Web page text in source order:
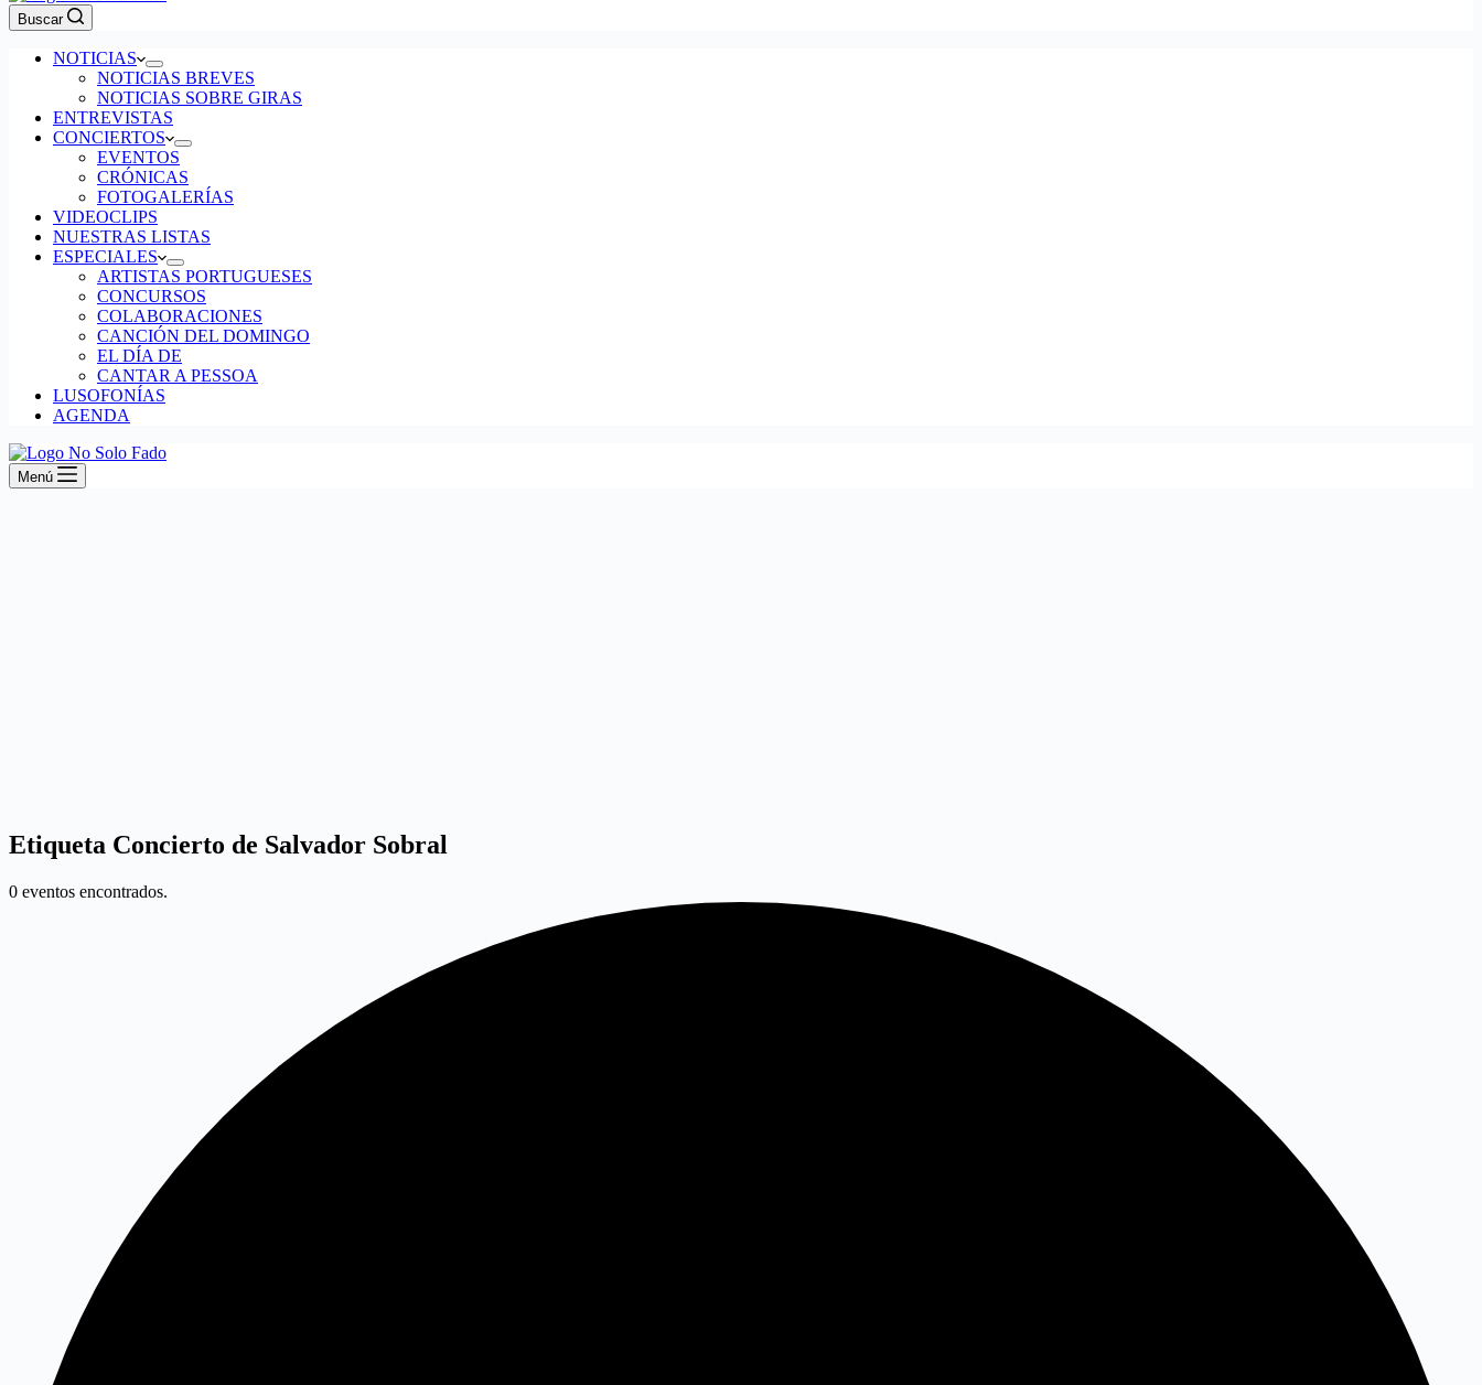
Buscar
NOTICIAS
NOTICIAS BREVES
NOTICIAS SOBRE GIRAS
ENTREVISTAS
CONCIERTOS
EVENTOS
CRÓNICAS
FOTOGALERÍAS
VIDEOCLIPS
NUESTRAS LISTAS
ESPECIALES
ARTISTAS PORTUGUESES
CONCURSOS
COLABORACIONES
CANCIÓN DEL DOMINGO
EL DÍA DE
CANTAR A PESSOA
LUSOFONÍAS
AGENDA
Menú
Etiqueta Concierto de Salvador Sobral
0 eventos encontrados.